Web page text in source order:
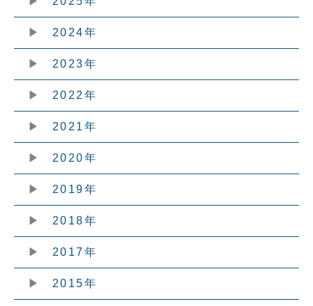
2024年
2023年
2022年
2021年
2020年
2019年
2018年
2017年
2015年